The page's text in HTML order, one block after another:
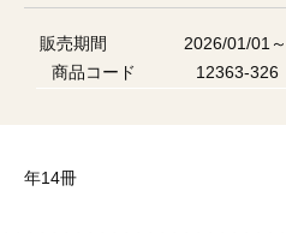
販売期間
2026/01/01
商品コード
12363-326
年14冊